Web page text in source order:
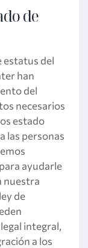
de
estatus del
han
del
necesarios
estado
las personas
ayudarle
nuestra
de
integral,
a los